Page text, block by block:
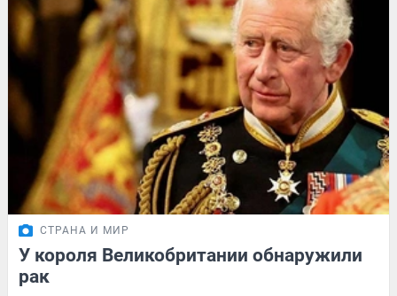
СТРАНА И МИР
У короля Великобритании обнаружили
рак